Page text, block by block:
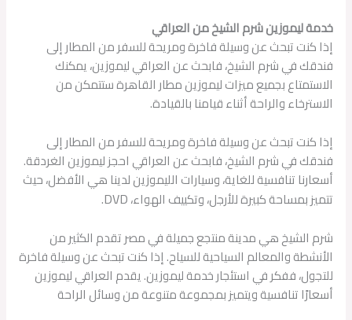
خدمة ليموزين شرم الشيخ من العراقي
إذا كنت تبحث عن وسيلة فاخرة ومريحة للسفر من المطار إلى
فندقك في شرم الشيخ، فابحث عن العراقي ليموزين، يمكنك
الاستمتاع بجميع ميزات ليموزين مطار القاهرة ستتمكن من
الاسترخاء والراحة أثناء قيامنا بالقيادة.
إذا كنت تبحث عن وسيلة فاخرة ومريحة للسفر من المطار إلى
فندقك في شرم الشيخ، فابحث عن العراقي احجز ليموزين الغردقة.
أسعارنا تنافسية للغاية، وسيارات الليموزين لدينا هي الأفضل، حيث
تتميز بمساحة كبيرة للأرجل، وتكييف الهواء،DVD.
شرم الشيخ هي مدينة منتجع جميلة في مصر تقدم الكثير من
الأنشطة والمعالم السياحية للسياح. إذا كنت تبحث عن وسيلة فاخرة
للتجول، ففكر في استئجار خدمة ليموزين. يقدم العراقي ليموزين
أسعارًا تنافسية ويتميز بمجموعة متنوعة من وسائل الراحة